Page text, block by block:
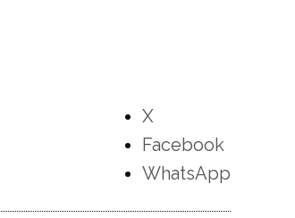
X
Facebook
WhatsApp